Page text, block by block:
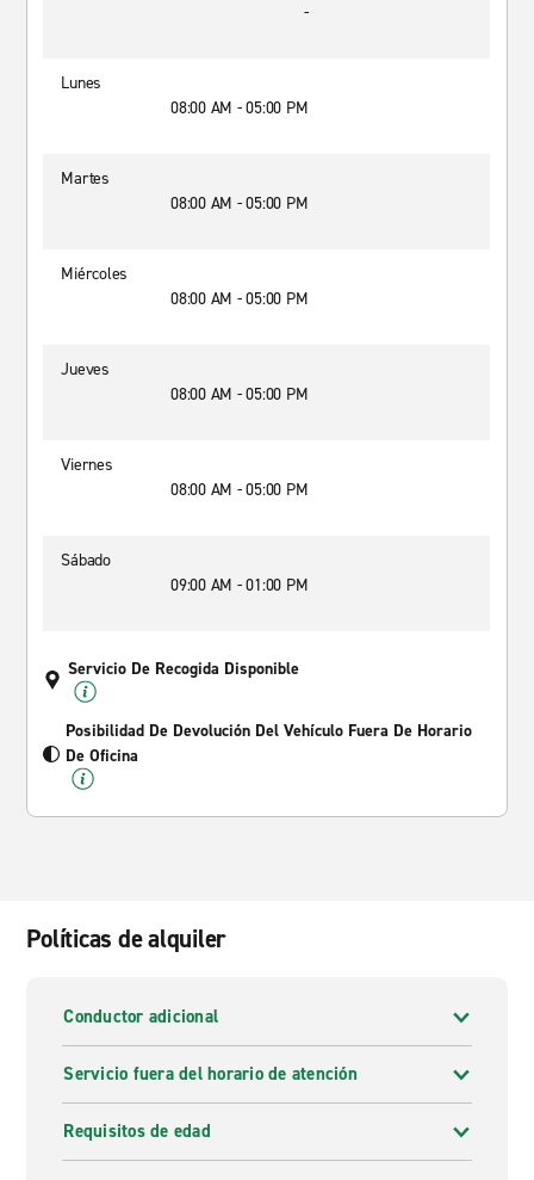
-
Lunes
08:00 AM - 05:00 PM
Martes
08:00 AM - 05:00 PM
Miércoles
08:00 AM - 05:00 PM
Jueves
08:00 AM - 05:00 PM
Viernes
08:00 AM - 05:00 PM
Sábado
09:00 AM - 01:00 PM
Servicio De Recogida Disponible
Posibilidad De Devolución Del Vehículo Fuera De Horario
De Oficina
Políticas de alquiler
Conductor adicional
Servicio fuera del horario de atención
Requisitos de edad